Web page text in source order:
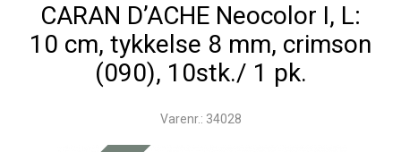
CARAN D’ACHE Neocolor I, L:
10 cm, tykkelse 8 mm, crimson
(090), 10stk./ 1 pk.
Varenr.: 34028